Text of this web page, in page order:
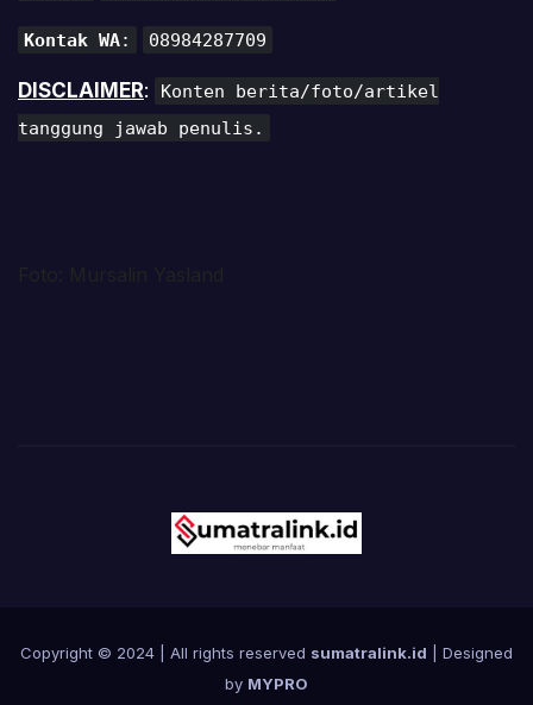
Kontak WA: 08984287709
DISCLAIMER:
Konten berita/foto/artikel
tanggung jawab penulis.
Copyright © 2024 | All rights reserved sumatralink.id | Designed
by MYPRO